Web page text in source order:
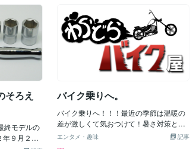
イアルの利用: 可能な場合は、工具のデモ
やトライアルを利用して実際に使用感や
機能を評価することが重要です。直接手
に取って試すことで、自分にとって最適
な工具を見つける手助けになります。 こ
の7つの中で一番今難しいのが手に取って
を測定しま
整して適
い。 ２．タ
耗は、グリ
を与えま
ンを観察
イドウォー
がないか
の異常な
ヤには、異
です。タイ
を確認
ックして
そろえ
終モデルの
年９月２７
バイク乗りへ。
バイク乗りへ！！！最近の季節は温暖の
差が激しくて気おつけて！暑さ対策と寒
さ対策一枚ブルゾンを薄手が良いです。
記事
エンタメ・趣味